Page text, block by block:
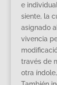
e
siente, la
asignado
vivencia
través de
otra